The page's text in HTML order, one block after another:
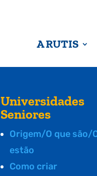
A RUTIS
Universidades
Seniores
Origem/O que são/
estão
Como criar